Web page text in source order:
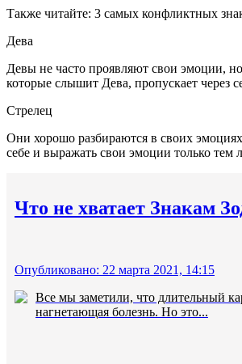
Также читайте: 3 самых конфликтных
Дева
Девы не часто проявляют свои эмоции,
которые слышит Дева, пропускает через
Стрелец
Они хорошо разбираются в своих
себе и выражать свои эмоции только
Что не хватает Знакам
Опубликовано: 22 марта 2021, 14:15
Все мы заметили, что длительный
нагнетающая болезнь. Но это...